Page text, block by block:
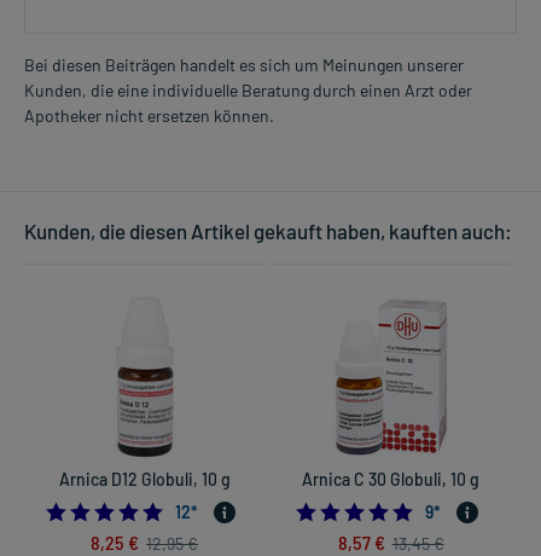
Bei diesen Beiträgen handelt es sich um Meinungen unserer
Kunden, die eine individuelle Beratung durch einen Arzt oder
Apotheker nicht ersetzen können.
Kunden, die diesen Artikel gekauft haben, kauften auch:
Arnica D12 Globuli, 10 g
5.0
12*
8,25 € 12,95 €
Arnica C 30 Globuli, 10 g
9*
8,57 € 13,45 €